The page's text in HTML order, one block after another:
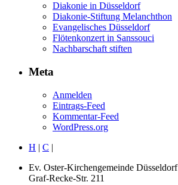
Diakonie in Düsseldorf
Diakonie-Stiftung Melanchthon
Evangelisches Düsseldorf
Flötenkonzert in Sanssouci
Nachbarschaft stiften
Meta
Anmelden
Eintrags-Feed
Kommentar-Feed
WordPress.org
H | C |
Ev. Oster-Kirchengemeinde Düsseldorf
Graf-Recke-Str. 211